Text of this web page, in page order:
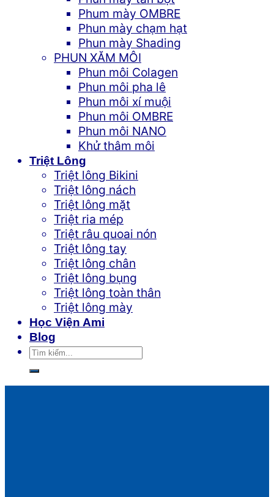
Phum mày OMBRE
Phun mày chạm hạt
Phun mày Shading
PHUN XĂM MÔI
Phun môi Colagen
Phun môi pha lê
Phun môi xí muội
Phun môi OMBRE
Phun môi NANO
Khử thâm môi
Triệt Lông
Triệt lông Bikini
Triệt lông nách
Triệt lông mặt
Triệt ria mép
Triệt râu quoai nón
Triệt lông tay
Triệt lông chân
Triệt lông bụng
Triệt lông toàn thân
Triệt lông mày
Học Viện Ami
Blog